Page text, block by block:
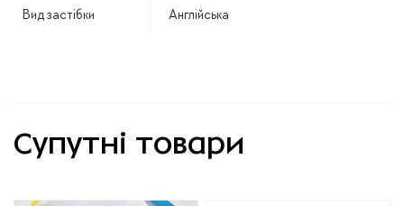
Вид застібки Англійська
Супутні товари